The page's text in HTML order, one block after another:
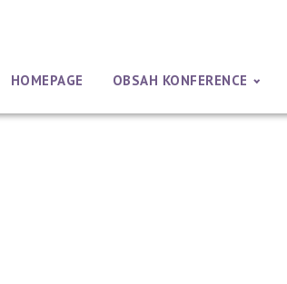
HOMEPAGE OBSAH KONFERENCE